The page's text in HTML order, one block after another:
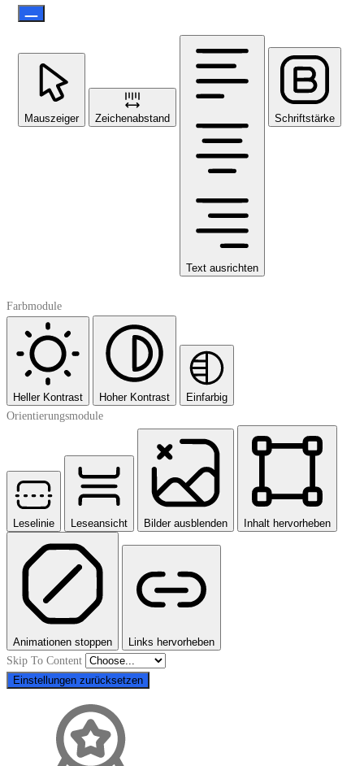
Mauszeiger Zeichenabstand
Text ausrichten
Schriftstärke
Farbmodule
Heller Kontrast Hoher Kontrast Einfarbig
Orientierungsmodule
Leselinie Leseansicht Bilder ausblenden Inhalt hervorheben
Animationen stoppen Links hervorheben
Skip To Content
Einstellungen zurücksetzen